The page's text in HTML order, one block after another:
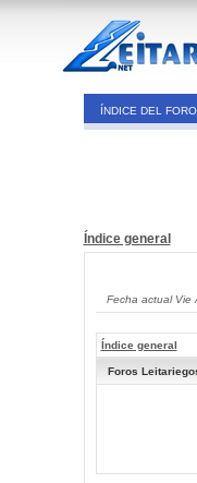
ÍNDICE DEL FORO
Índice general
Fecha actual Vie
Índice general
Foros